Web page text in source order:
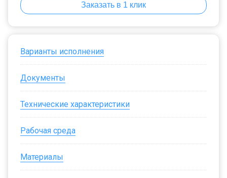
Заказать в 1 клик
Варианты исполнения
Документы
Технические характеристики
Рабочая среда
Материалы